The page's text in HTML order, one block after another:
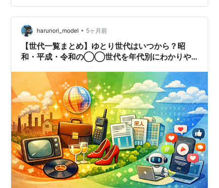
く言葉ですね。 でも中国の場合、ちょっと特徴がありま
す。例えば、親はこう考えています。 我是为你好。（wǒ
shì wèi nǐ hǎo）あなたのためを思って…
harunori_model • 5ヶ月前
【世代一覧まとめ】ゆとり世代はいつから？昭
和・平成・令和の◯◯世代を年代別にわかりや